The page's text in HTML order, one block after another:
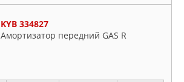
KYB 334827
Амортизатор передний GAS R